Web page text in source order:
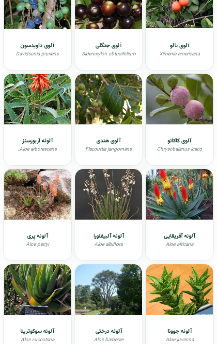
آلوی تالو
Ximenia americana
آلوی جنگلی
Sideroxylon obtusifolium
آلوی داویدسون
Davidsonia pruriens
آلوی کاکائو
Chrysobalanus icaco
آلوی هندی
Flacourtia jangomans
آلوئه آربورسنز
.Aloe arborescens
آلوئه آفریقایی
Aloe africana
آلوئه آلبیفلورا
Aloe albiflora
آلوئه پِری
Aloe perryi
آلوئه جوونا
Aloe juvenna
آلوئه درختی
Aloe barberae
آلوئه سوکوترینا
Aloe succotrina